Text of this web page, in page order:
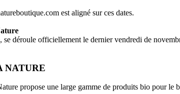
est aligné sur ces dates.
déroule officiellement le dernier vendredi de
NATURE
propose une large gamme de produits bio pour le